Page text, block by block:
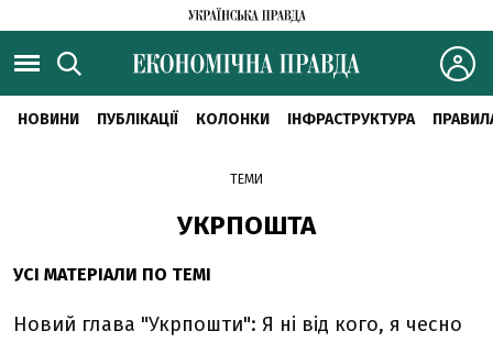
НОВИНИ ПУБЛІКАЦІЇ КОЛОНКИ ІНФРАСТРУКТУРА
ТЕМИ
УКРПОШТА
УСІ МАТЕРІАЛИ ПО ТЕМІ
Новий глава "Укрпошти": Я ні від кого, я чесно